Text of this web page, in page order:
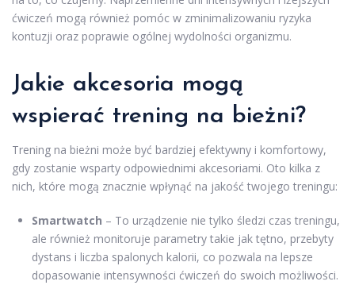
ćwiczeń mogą również pomóc w zminimalizowaniu ryzyka
kontuzji oraz poprawie ogólnej wydolności organizmu.
Jakie akcesoria mogą
wspierać trening na bieżni?
Trening na bieżni może być bardziej efektywny i komfortowy,
gdy zostanie wsparty odpowiednimi akcesoriami. Oto kilka z
nich, które mogą znacznie wpłynąć na jakość twojego treningu:
Smartwatch – To urządzenie nie tylko śledzi czas treningu,
ale również monitoruje parametry takie jak tętno, przebyty
dystans i liczba spalonych kalorii, co pozwala na lepsze
dopasowanie intensywności ćwiczeń do swoich możliwości.